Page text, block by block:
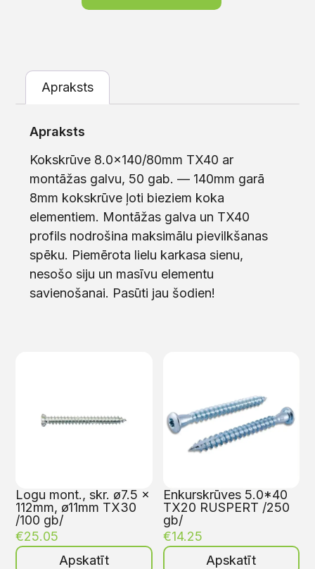
Apraksts
Apraksts
Kokskrūve 8.0×140/80mm TX40 ar
montāžas galvu, 50 gab. — 140mm garā
8mm kokskrūve ļoti bieziem koka
elementiem. Montāžas galva un TX40
profils nodrošina maksimālu pievilkšanas
spēku. Piemērota lielu karkasa sienu,
nesošo siju un masīvu elementu
savienošanai. Pasūti jau šodien!
Logu mont., skr. ø7.5 x
112mm, ø11mm TX30
/100 gb/
€25.05
Apskatīt
Enkurskrūves 5.0*40
TX20 RUSPERT /250
gb/
€14.25
Apskatīt